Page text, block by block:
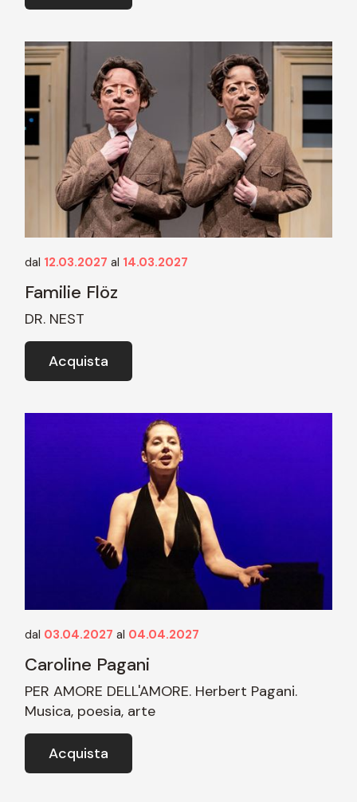
dal 12.03.2027 al 14.03.2027
Familie Flöz
DR. NEST
Acquista
dal 03.04.2027 al 04.04.2027
Caroline Pagani
PER AMORE DELL'AMORE. Herbert Pagani.
Musica, poesia, arte
Acquista